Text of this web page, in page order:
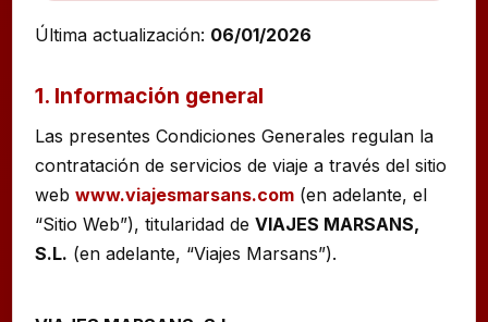
Última actualización: 06/01/2026
1. Información general
Las presentes Condiciones Generales regulan la
contratación de servicios de viaje a través del sitio
web www.viajesmarsans.com (en adelante, el
“Sitio Web”), titularidad de VIAJES MARSANS,
S.L. (en adelante, “Viajes Marsans”).